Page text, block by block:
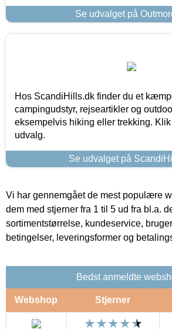
Se udvalget på
Hos ScandiHills.dk finder du et
campingudstyr, rejseartikler og
eksempelvis hiking eller trekking.
udvalg.
Se udvalget på
Vi har gennemgået de mest populære
dem med stjerner fra 1 til 5 ud fra bl.a.
sortimentstørrelse, kundeservice,
betingelser, leveringsformer og
Bedst anmeldte
Webshop Stjerner